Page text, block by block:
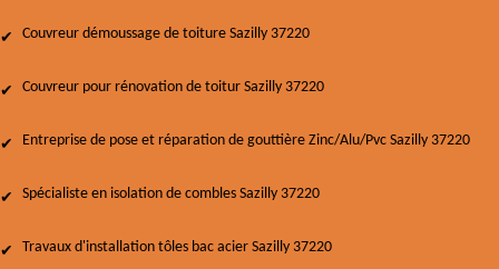
Couvreur démoussage de toiture Sazilly 37220
Couvreur pour rénovation de toitur Sazilly 37220
Entreprise de pose et réparation de gouttière Zinc/Alu/Pvc Sazilly 37220
Spécialiste en isolation de combles Sazilly 37220
Travaux d'installation tôles bac acier Sazilly 37220